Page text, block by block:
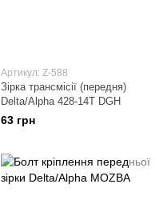
Артикул: Z-588
Зірка трансмісії (передня)
Delta/Alpha 428-14T DGH
63 грн